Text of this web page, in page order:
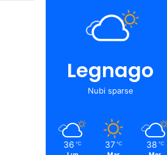
Legnago
Nubi sparse
36 ℃ 37 ℃ 38 ℃